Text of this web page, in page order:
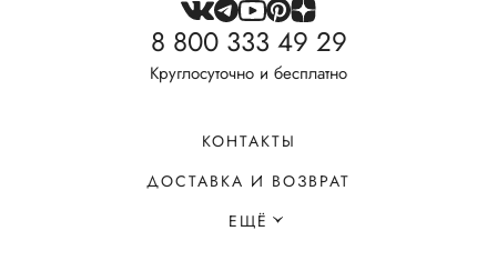
8 800 333 49 29
Круглосуточно и бесплатно
КОНТАКТЫ
ДОСТАВКА И ВОЗВРАТ
ЕЩЁ